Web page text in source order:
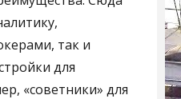
так и
для
«советники» для